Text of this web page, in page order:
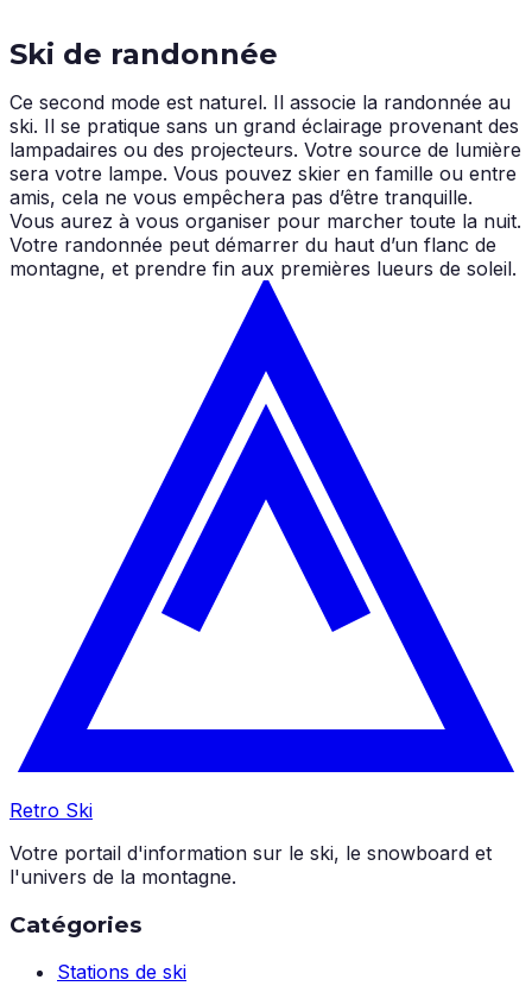
Ski de randonnée
Ce second mode est naturel. Il associe la randonnée au
ski. Il se pratique sans un grand éclairage provenant des
lampadaires ou des projecteurs. Votre source de lumière
sera votre lampe. Vous pouvez skier en famille ou entre
amis, cela ne vous empêchera pas d’être tranquille.
Vous aurez à vous organiser pour marcher toute la nuit.
Votre randonnée peut démarrer du haut d’un flanc de
montagne, et prendre fin aux premières lueurs de soleil.
Retro Ski
Votre portail d'information sur le ski, le snowboard et
l'univers de la montagne.
Catégories
Stations de ski